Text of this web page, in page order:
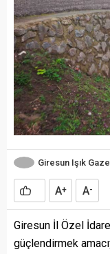
Giresun Işık
A+ A-
Giresun İl Özel
güçlendirmek